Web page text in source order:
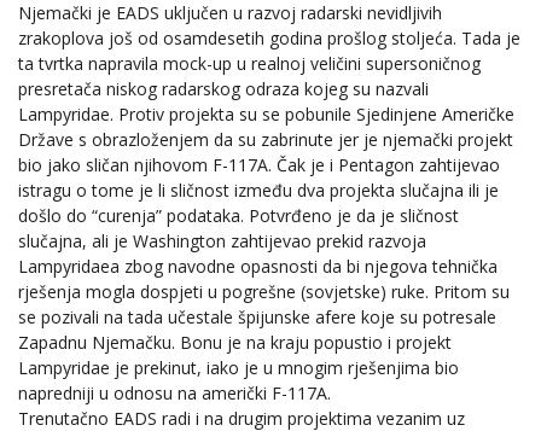
Njemački je EADS uključen u razvoj radarski nevidljivih
zrakoplova još od osamdesetih godina prošlog stoljeća. Tada je
ta tvrtka napravila mock-up u realnoj veličini supersoničnog
presretača niskog radarskog odraza kojeg su nazvali
Lampyridae. Protiv projekta su se pobunile Sjedinjene Američke
Države s obrazloženjem da su zabrinute jer je njemački projekt
bio jako sličan njihovom F-117A. Čak je i Pentagon zahtijevao
istragu o tome je li sličnost između dva projekta slučajna ili je
došlo do “curenja” podataka. Potvrđeno je da je sličnost
slučajna, ali je Washington zahtijevao prekid razvoja
Lampyridaea zbog navodne opasnosti da bi njegova tehnička
rješenja mogla dospjeti u pogrešne (sovjetske) ruke. Pritom su
se pozivali na tada učestale špijunske afere koje su potresale
Zapadnu Njemačku. Bonu je na kraju popustio i projekt
Lampyridae je prekinut, iako je u mnogim rješenjima bio
napredniji u odnosu na američki F-117A.
Trenutačno EADS radi i na drugim projektima vezanim uz